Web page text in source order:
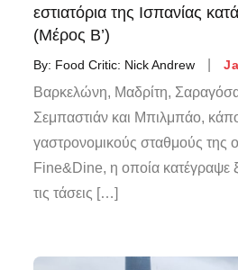
εστιατόρια της Ισπανίας
(Μέρος Β’)
By: Food Critic: Nick Andrew
Βαρκελώνη, Μαδρίτη,
Σεμπαστιάν και Μπιλμπάο,
γαστρονομικούς σταθμούς της
Fine&Dine, η οποία κατέγραψε
τις τάσεις […]